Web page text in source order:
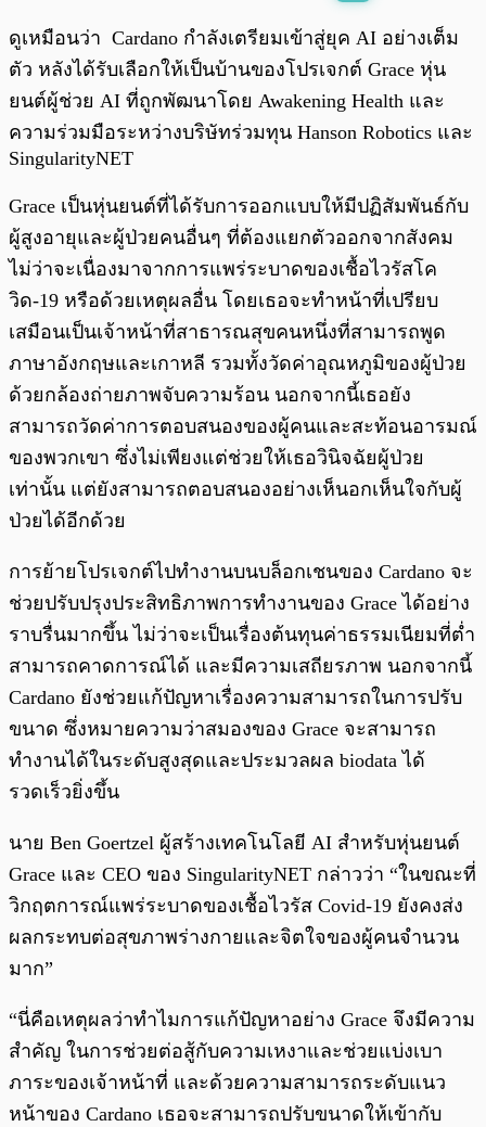
พร้อมเล่น / 0:00
ดูเหมือนว่า Cardano กำลังเตรียมเข้าสู่ยุค AI อย่างเต็ม
ตัว หลังได้รับเลือกให้เป็นบ้านของโปรเจกต์ Grace หุ่น
ยนต์ผู้ช่วย AI ที่ถูกพัฒนาโดย Awakening Health และ
ความร่วมมือระหว่างบริษัทร่วมทุน Hanson Robotics และ
SingularityNET
Grace เป็นหุ่นยนต์ที่ได้รับการออกแบบให้มีปฏิสัมพันธ์กับ
ผู้สูงอายุและผู้ป่วยคนอื่นๆ ที่ต้องแยกตัวออกจากสังคม
ไม่ว่าจะเนื่องมาจากการแพร่ระบาดของเชื้อไวรัสโค
วิด-19 หรือด้วยเหตุผลอื่น โดยเธอจะทำหน้าที่เปรียบ
เสมือนเป็นเจ้าหน้าที่สาธารณสุขคนหนึ่งที่สามารถพูด
ภาษาอังกฤษและเกาหลี รวมทั้งวัดค่าอุณหภูมิของผู้ป่วย
ด้วยกล้องถ่ายภาพจับความร้อน นอกจากนี้เธอยัง
สามารถวัดค่าการตอบสนองของผู้คนและสะท้อนอารมณ์
ของพวกเขา ซึ่งไม่เพียงแต่ช่วยให้เธอวินิจฉัยผู้ป่วย
เท่านั้น แต่ยังสามารถตอบสนองอย่างเห็นอกเห็นใจกับผู้
ป่วยได้อีกด้วย
การย้ายโปรเจกต์ไปทำงานบนบล็อกเชนของ Cardano จะ
ช่วยปรับปรุงประสิทธิภาพการทำงานของ Grace ได้อย่าง
ราบรื่นมากขึ้น ไม่ว่าจะเป็นเรื่องต้นทุนค่าธรรมเนียมที่ต่ำ
สามารถคาดการณ์ได้ และมีความเสถียรภาพ นอกจากนี้
Cardano ยังช่วยแก้ปัญหาเรื่องความสามารถในการปรับ
ขนาด ซึ่งหมายความว่าสมองของ Grace จะสามารถ
ทำงานได้ในระดับสูงสุดและประมวลผล biodata ได้
รวดเร็วยิ่งขึ้น
นาย Ben Goertzel ผู้สร้างเทคโนโลยี AI สำหรับหุ่นยนต์
Grace และ CEO ของ SingularityNET กล่าวว่า “ในขณะที่
วิกฤตการณ์แพร่ระบาดของเชื้อไวรัส Covid-19 ยังคงส่ง
ผลกระทบต่อสุขภาพร่างกายและจิตใจของผู้คนจำนวน
มาก”
“นี่คือเหตุผลว่าทำไมการแก้ปัญหาอย่าง Grace จึงมีความ
สำคัญ ในการช่วยต่อสู้กับความเหงาและช่วยแบ่งเบา
ภาระของเจ้าหน้าที่ และด้วยความสามารถระดับแนว
หน้าของ Cardano เธอจะสามารถปรับขนาดให้เข้ากับ